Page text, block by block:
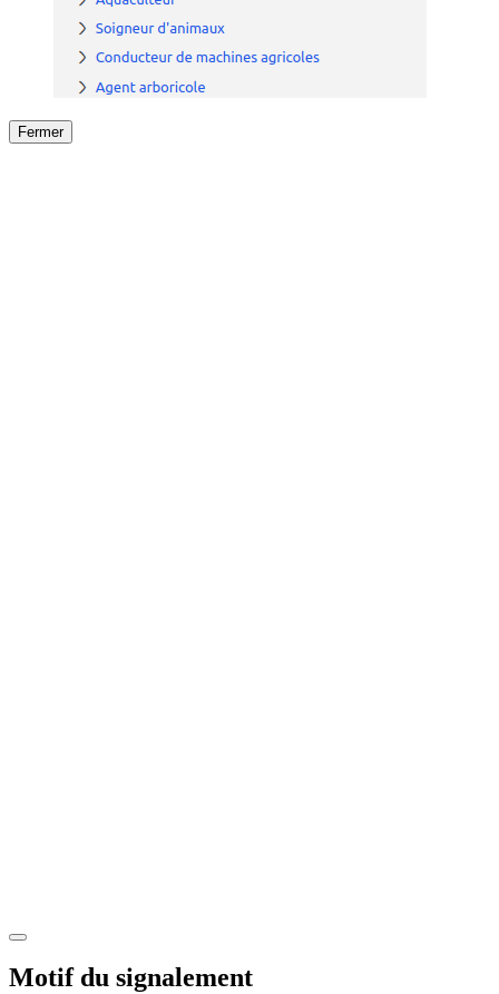
Fermer
Motif du signalement